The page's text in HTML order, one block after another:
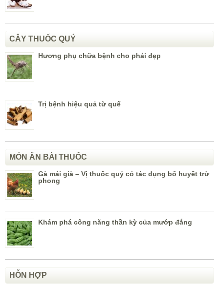
CÂY THUỐC QUÝ
Hương phụ chữa bệnh cho phái đẹp
Trị bệnh hiệu quả từ quế
MÓN ĂN BÀI THUỐC
Gà mái già – Vị thuốc quý có tác dụng bổ huyết trừ
phong
Khám phá công năng thần kỳ của mướp đắng
HỖN HỢP